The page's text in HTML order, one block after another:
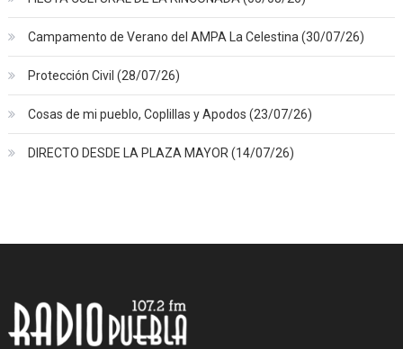
Campamento de Verano del AMPA La Celestina (30/07/26)
Protección Civil (28/07/26)
Cosas de mi pueblo, Coplillas y Apodos (23/07/26)
DIRECTO DESDE LA PLAZA MAYOR (14/07/26)